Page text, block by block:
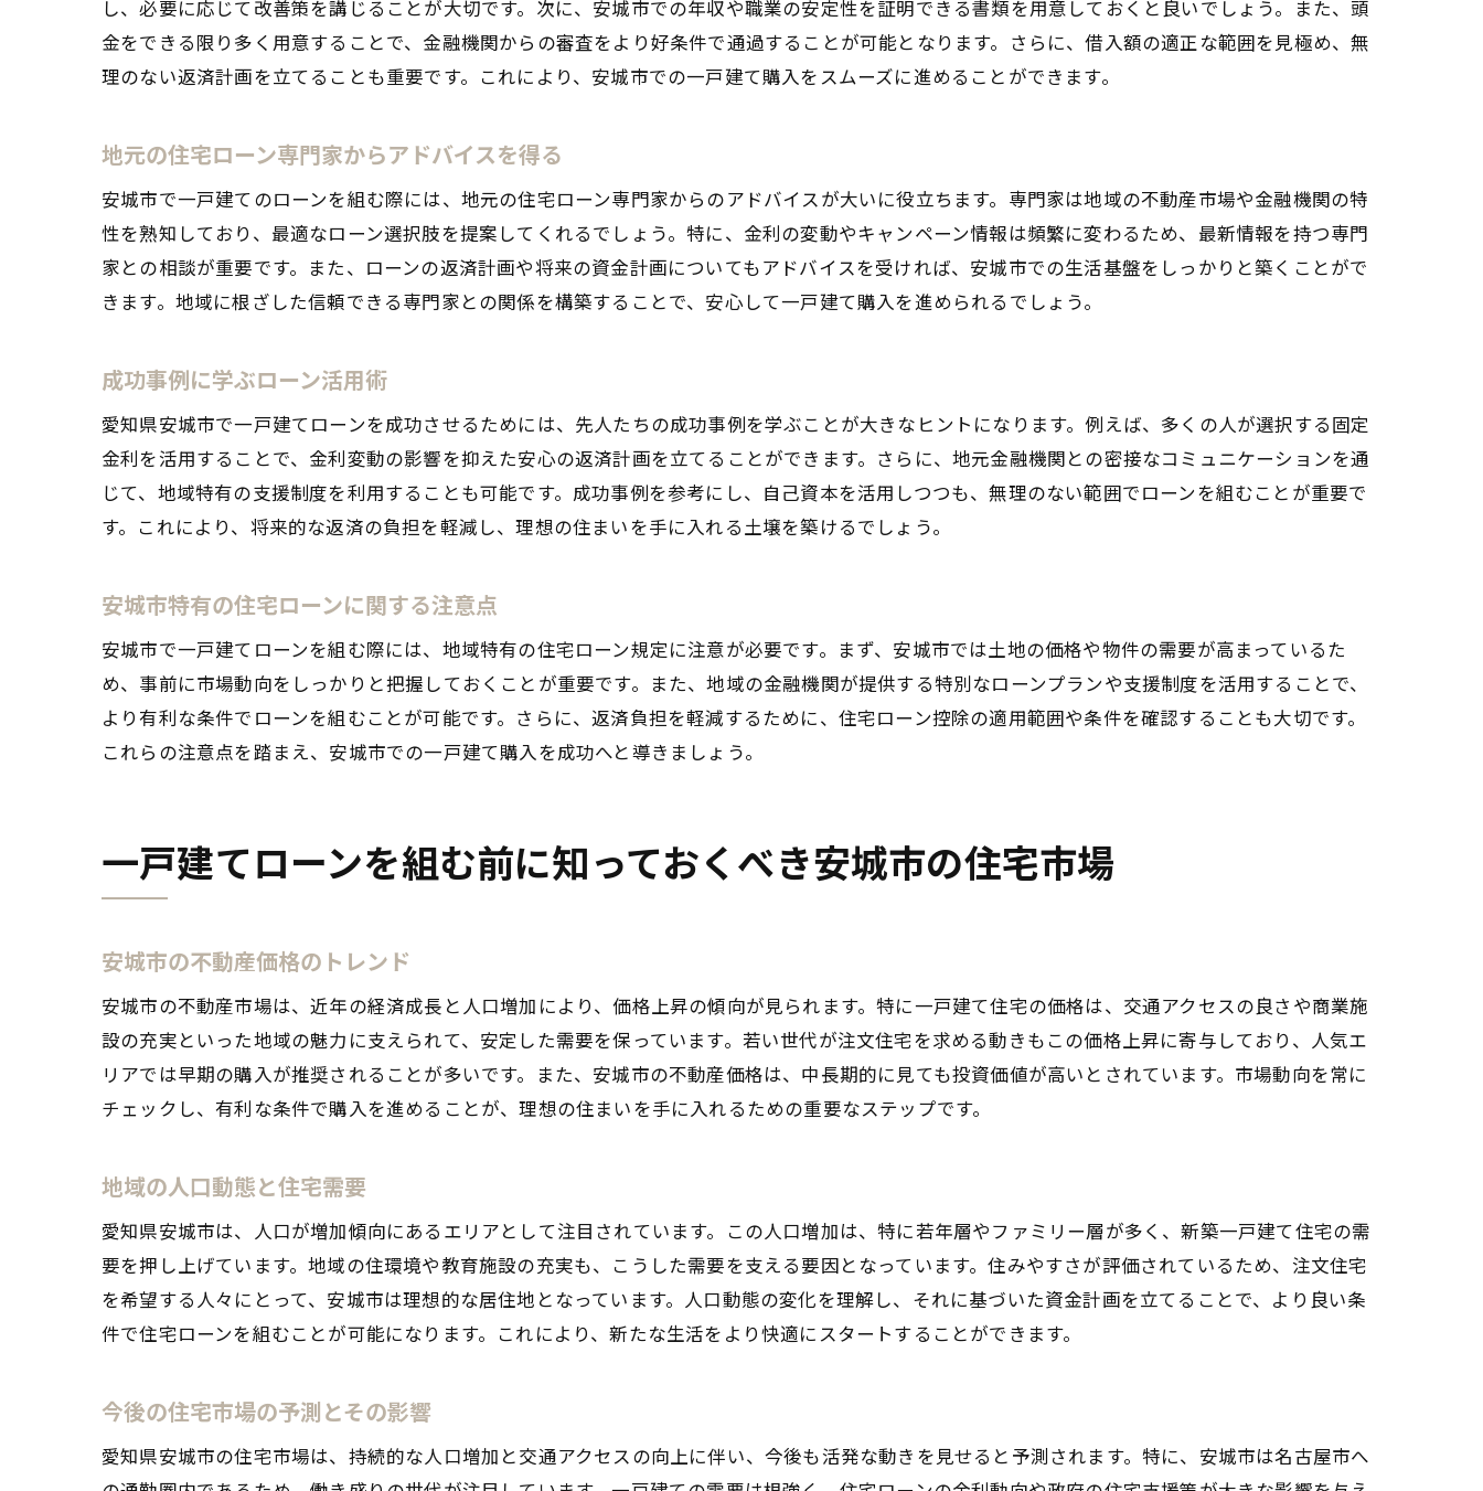
ローン契約時に確認すべきポイント
地域密着型のサポートを活用する
安城市で一戸建てローンを選ぶ際の注意点と成功事例
成功事例に学ぶローン選びのコツ
ローン契約前に必ず確認すべき事項
金利タイプの選び方とその影響
一戸建て取得のための計画的な資金管理とローン選びのポイント
資金計画の基本ステップ
適切なローン商品の選び方
ライフプランに沿った資金管理の重要性
不測の事態に備えた準備
自然と調和した安城市での新生活に向けた一戸建てローン戦略
自然環境を活かした住まいの選び方
エコ住宅のメリットと資金調達方法
自然災害に備えた住宅選びと資金計画
購入計画の基本的なプロセス
地元の不動産エージェントを活用する
理想の物件を見つけるためのポイント
購入後の生活設計と資金計画
し、必要に応じて改善策を講じることが大切です。次に、安城市での年収や職業の安定性を証明できる書類を用意しておくと良いでしょう。また、頭
金をできる限り多く用意することで、金融機関からの審査をより好条件で通過することが可能となります。さらに、借入額の適正な範囲を見極め、無
理のない返済計画を立てることも重要です。これにより、安城市での一戸建て購入をスムーズに進めることができます。
地元の住宅ローン専門家からアドバイスを得る
安城市で一戸建てのローンを組む際には、地元の住宅ローン専門家からのアドバイスが大いに役立ちます。専門家は地域の不動産市場や金融機関の特
性を熟知しており、最適なローン選択肢を提案してくれるでしょう。特に、金利の変動やキャンペーン情報は頻繁に変わるため、最新情報を持つ専門
家との相談が重要です。また、ローンの返済計画や将来の資金計画についてもアドバイスを受ければ、安城市での生活基盤をしっかりと築くことがで
きます。地域に根ざした信頼できる専門家との関係を構築することで、安心して一戸建て購入を進められるでしょう。
成功事例に学ぶローン活用術
愛知県安城市で一戸建てローンを成功させるためには、先人たちの成功事例を学ぶことが大きなヒントになります。例えば、多くの人が選択する固定
金利を活用することで、金利変動の影響を抑えた安心の返済計画を立てることができます。さらに、地元金融機関との密接なコミュニケーションを通
じて、地域特有の支援制度を利用することも可能です。成功事例を参考にし、自己資本を活用しつつも、無理のない範囲でローンを組むことが重要で
す。これにより、将来的な返済の負担を軽減し、理想の住まいを手に入れる土壌を築けるでしょう。
安城市特有の住宅ローンに関する注意点
安城市で一戸建てローンを組む際には、地域特有の住宅ローン規定に注意が必要です。まず、安城市では土地の価格や物件の需要が高まっているた
め、事前に市場動向をしっかりと把握しておくことが重要です。また、地域の金融機関が提供する特別なローンプランや支援制度を活用することで、
より有利な条件でローンを組むことが可能です。さらに、返済負担を軽減するために、住宅ローン控除の適用範囲や条件を確認することも大切です。
これらの注意点を踏まえ、安城市での一戸建て購入を成功へと導きましょう。
一戸建てローンを組む前に知っておくべき安城市の住宅市場
安城市の不動産価格のトレンド
安城市の不動産市場は、近年の経済成長と人口増加により、価格上昇の傾向が見られます。特に一戸建て住宅の価格は、交通アクセスの良さや商業施
設の充実といった地域の魅力に支えられて、安定した需要を保っています。若い世代が注文住宅を求める動きもこの価格上昇に寄与しており、人気エ
リアでは早期の購入が推奨されることが多いです。また、安城市の不動産価格は、中長期的に見ても投資価値が高いとされています。市場動向を常に
チェックし、有利な条件で購入を進めることが、理想の住まいを手に入れるための重要なステップです。
地域の人口動態と住宅需要
愛知県安城市は、人口が増加傾向にあるエリアとして注目されています。この人口増加は、特に若年層やファミリー層が多く、新築一戸建て住宅の需
要を押し上げています。地域の住環境や教育施設の充実も、こうした需要を支える要因となっています。住みやすさが評価されているため、注文住宅
を希望する人々にとって、安城市は理想的な居住地となっています。人口動態の変化を理解し、それに基づいた資金計画を立てることで、より良い条
件で住宅ローンを組むことが可能になります。これにより、新たな生活をより快適にスタートすることができます。
今後の住宅市場の予測とその影響
愛知県安城市の住宅市場は、持続的な人口増加と交通アクセスの向上に伴い、今後も活発な動きを見せると予測されます。特に、安城市は名古屋市へ